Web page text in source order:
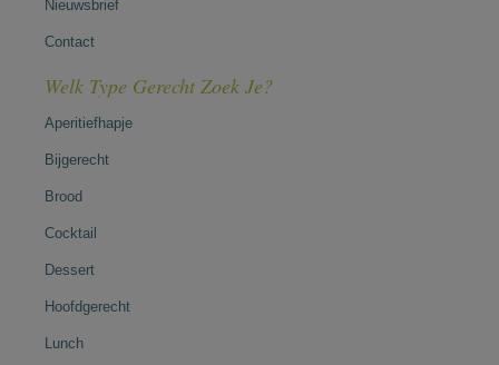
Nieuwsbrief
Contact
Welk Type Gerecht Zoek Je?
Aperitiefhapje
Bijgerecht
Brood
Cocktail
Dessert
Hoofdgerecht
Lunch